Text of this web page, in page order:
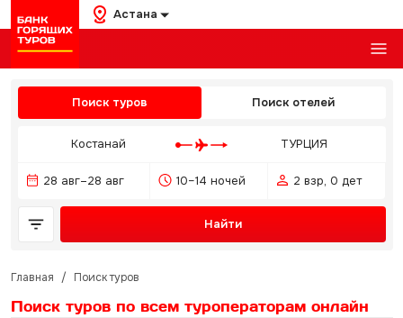
Астана
Поиск туров Поиск отелей
Костанай ТУРЦИЯ
28 авг–28 авг 10–14 ночей 2 взр, 0 дет
Найти
Главная / Поиск туров
Поиск туров по всем туроператорам онлайн